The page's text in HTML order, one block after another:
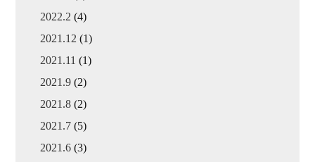
2022.2 (4)
2021.12 (1)
2021.11 (1)
2021.9 (2)
2021.8 (2)
2021.7 (5)
2021.6 (3)